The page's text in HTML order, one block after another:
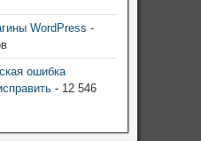
WordPress -
ошибка
- 12 546